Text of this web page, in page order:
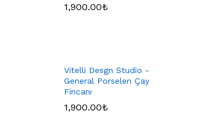
1,900.00₺
Vitelli Desgn Studio -
General Porselen Çay
Fincanı
1,900.00₺